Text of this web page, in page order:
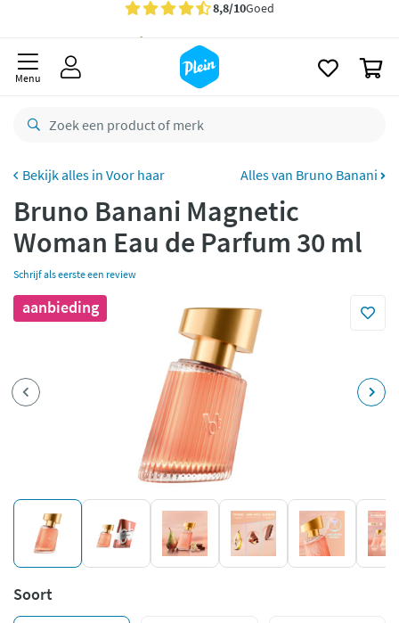
Gratisbezorging vanaf 35,- *
Bestelling uiterlijkmaandag
retourneren
bezorgd
Betaal met Klarna
Menu
Voor haar Alles van Bruno Banani
Bruno Banani Magnetic
Woman Eau de Parfum 30 ml
Schrijf als eerste een review
aanbieding
Soort